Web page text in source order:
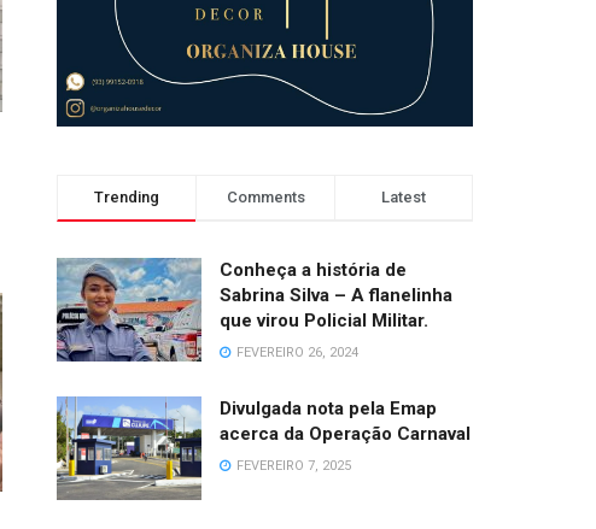
Trending Comments Latest
Conheça a história de
Sabrina Silva – A flanelinha
que virou Policial Militar.
FEVEREIRO 26, 2024
Divulgada nota pela Emap
acerca da Operação Carnaval
FEVEREIRO 7, 2025